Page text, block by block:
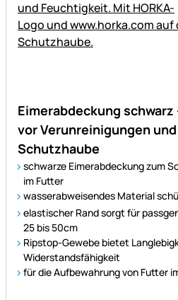
Eimerabdeckung
vor Verunreinigungen
Schutzhaube
schwarze Eimerabdeckung zum
im Futter
wasserabweisendes Material
elastischer Rand sorgt für
25 bis 50cm
Ripstop-Gewebe bietet
Widerstandsfähigkeit
für die Aufbewahrung von Futter